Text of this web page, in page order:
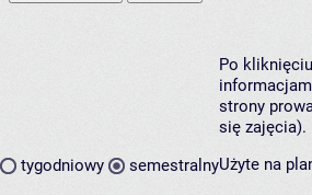
tygodniowy semestralny
Po
strony
się zajęcia).
Użyte na